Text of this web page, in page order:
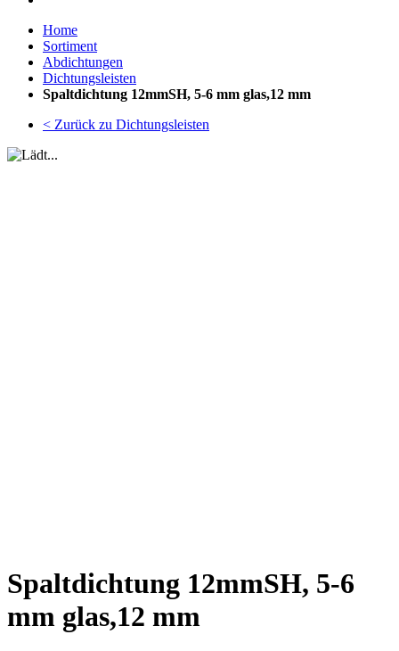
Home
Sortiment
Abdichtungen
Dichtungsleisten
Spaltdichtung 12mmSH, 5-6 mm glas,12 mm
< Zurück zu Dichtungsleisten
Spaltdichtung 12mmSH, 5-6
mm glas,12 mm